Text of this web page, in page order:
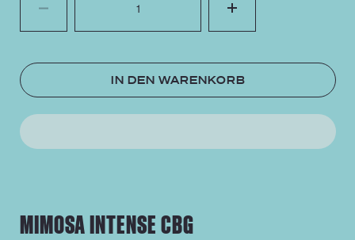
IN DEN WARENKORB
MIMOSA INTENSE CBG